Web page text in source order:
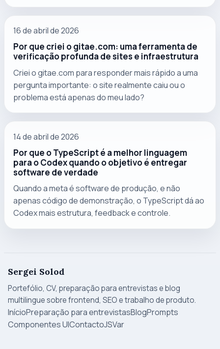
16 de abril de 2026
Por que criei o gitae.com: uma ferramenta de
verificação profunda de sites e infraestrutura
Criei o gitae.com para responder mais rápido a uma
pergunta importante: o site realmente caiu ou o
problema está apenas do meu lado?
14 de abril de 2026
Por que o TypeScript é a melhor linguagem
para o Codex quando o objetivo é entregar
software de verdade
Quando a meta é software de produção, e não
apenas código de demonstração, o TypeScript dá ao
Codex mais estrutura, feedback e controle.
Sergei Solod
Portefólio, CV, preparação para entrevistas e blog
multilingue sobre frontend, SEO e trabalho de produto.
InícioPreparação para entrevistasBlogPrompts
Componentes UIContactoJSVar